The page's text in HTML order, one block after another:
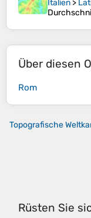
Italien >
Über diesen
Rom
Topografische
Rüsten Sie